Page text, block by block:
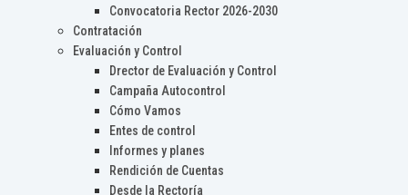
Convocatoria Rector 2026-2030
Contratación
Evaluación y Control
Drector de Evaluación y Control
Campaña Autocontrol
Cómo Vamos
Entes de control
Informes y planes
Rendición de Cuentas
Desde la Rectoría